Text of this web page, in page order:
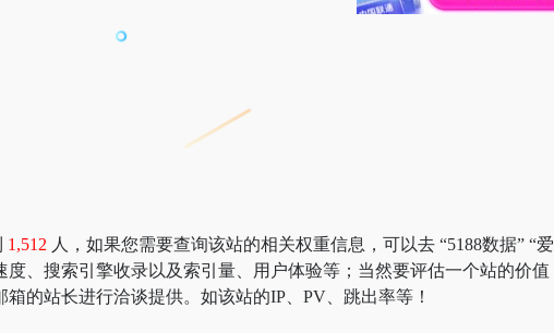
1,512 人，如果您需要查询该站的相关权重信息，可以去 “5188数据” “
、搜索引擎收录以及索引量、用户体验等；当然要评估一个站的价
的站长进行洽谈提供。如该站的IP、PV、跳出率等！